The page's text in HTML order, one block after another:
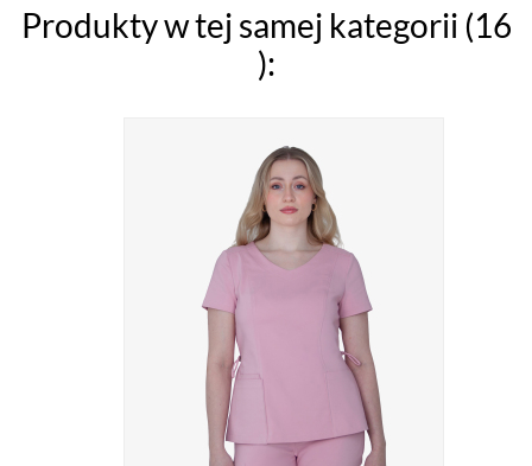
Produkty w tej samej kategorii (16
):